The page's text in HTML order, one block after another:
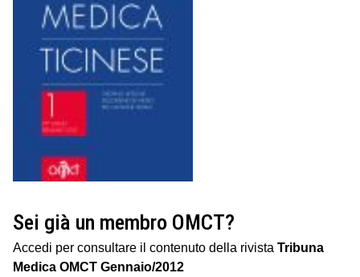
Sei già un membro OMCT?
Accedi per consultare il contenuto della rivista Tribuna
Medica OMCT Gennaio/2012